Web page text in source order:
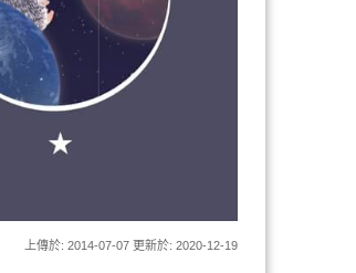
上傳於: 2014-07-07 更新於: 2020-12-19